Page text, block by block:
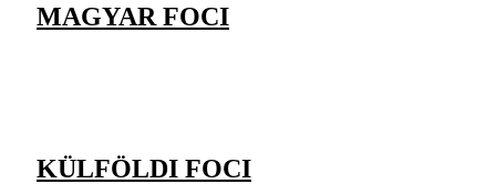
MAGYAR FOCI
KÜLFÖLDI FOCI